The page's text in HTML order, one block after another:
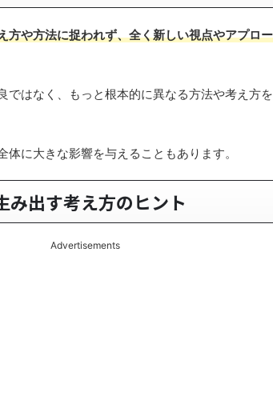
方や方法に捉われず、全く新しい視点やアプロ
ではなく、もっと根本的に異なる方法や考え方
に大きな影響を与えることもあります。
み出す考え方のヒント
Advertisements